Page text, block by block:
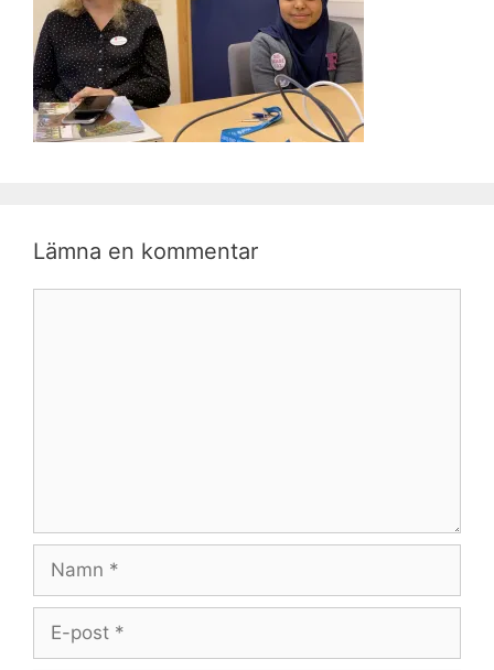
Lämna en kommentar
Namn